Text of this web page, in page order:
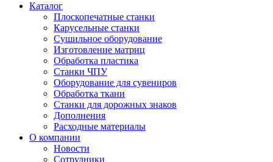
Каталог
Плоскопечатные станки
Карусельные станки
Сушильное оборудование
Изготовление матриц
Обработка пластика
Станки ЧПУ
Оборудование для сувениров
Обработка ткани
Станки для дорожных знаков
Дополнения
Расходные материалы
О компании
Новости
Сотрудники